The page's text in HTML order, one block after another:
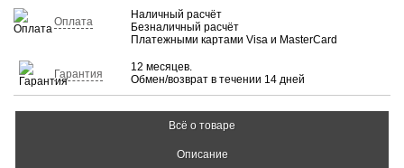
Оплата
Наличный расчёт
Безналичный расчёт
Платежными картами Visa и MasterCard
Гарантия
12 месяцев.
Обмен/возврат в течении 14 дней
Всё о товаре
Описание